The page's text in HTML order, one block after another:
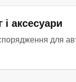
і аксесуари
для